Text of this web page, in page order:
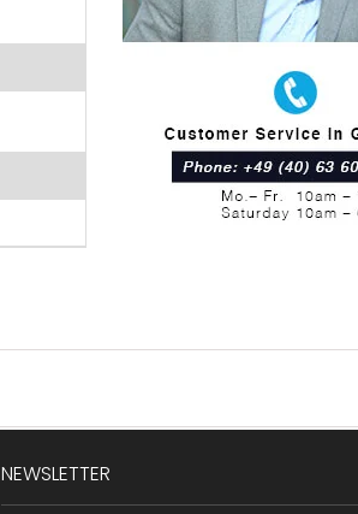
NEWSLETTER